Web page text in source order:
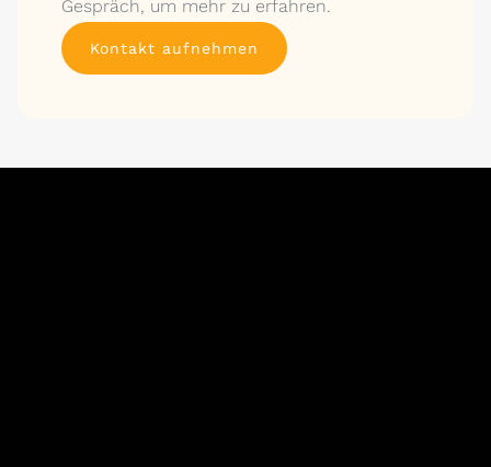
Gespräch, um mehr zu erfahren.
Kontakt aufnehmen